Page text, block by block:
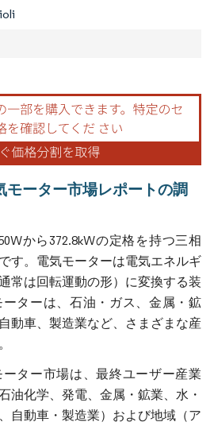
モーター市場レポートの調
から372.8kWの定格を持つ三相
す。電気モーターは電気エネルギ
常は回転運動の形）に変換する装
ターは、石油・ガス、金属・鉱
動車、製造業など、さまざまな産
ター市場は、最終ユーザー産業
油化学、発電、金属・鉱業、水・
自動車・製造業）および地域（ア